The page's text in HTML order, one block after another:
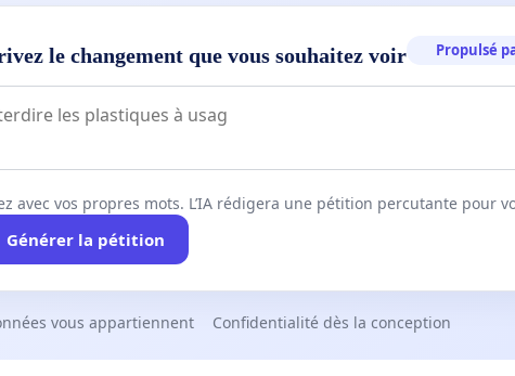
le changement que vous souhaitez voir Propulsé
avec vos propres mots. L’IA rédigera une pétition percutante pour
Générer la pétition
vous appartiennent Confidentialité dès la conception